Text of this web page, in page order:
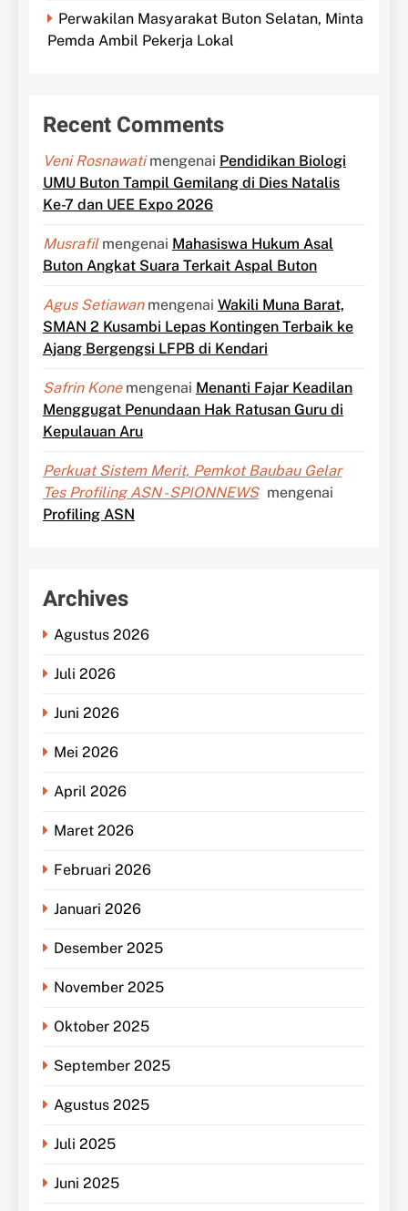
Perwakilan Masyarakat Buton Selatan, Minta
Pemda Ambil Pekerja Lokal
Recent Comments
Veni Rosnawatimengenai Pendidikan Biologi
UMU Buton Tampil Gemilang di Dies Natalis
Ke-7 dan UEE Expo 2026
Musrafilmengenai Mahasiswa Hukum Asal
Buton Angkat Suara Terkait Aspal Buton
Agus Setiawanmengenai Wakili Muna Barat,
SMAN 2 Kusambi Lepas Kontingen Terbaik ke
Ajang Bergengsi LFPB di Kendari
Safrin Konemengenai Menanti Fajar Keadilan
Menggugat Penundaan Hak Ratusan Guru di
Kepulauan Aru
Perkuat Sistem Merit, Pemkot Baubau Gelar
Tes Profiling ASN - SPIONNEWS mengenai
Profiling ASN
Archives
Agustus 2026
Juli 2026
Juni 2026
Mei 2026
April 2026
Maret 2026
Februari 2026
Januari 2026
Desember 2025
November 2025
Oktober 2025
September 2025
Agustus 2025
Juli 2025
Juni 2025